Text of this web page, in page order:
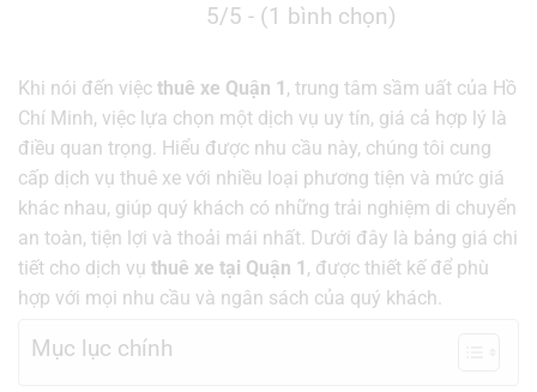
5/5 - (1 bình chọn)
Khi nói đến việc thuê xe Quận 1 , trung tâm sầm uất của Hồ
Chí Minh, việc lựa chọn một dịch vụ uy tín, giá cả hợp lý là
điều quan trọng. Hiểu được nhu cầu này, chúng tôi cung
cấp dịch vụ thuê xe với nhiều loại phương tiện và mức giá
khác nhau, giúp quý khách có những trải nghiệm di chuyển
an toàn, tiện lợi và thoải mái nhất. Dưới đây là bảng giá chi
tiết cho dịch vụ thuê xe tại Quận 1 , được thiết kế để phù
hợp với mọi nhu cầu và ngân sách của quý khách.
Mục lục chính